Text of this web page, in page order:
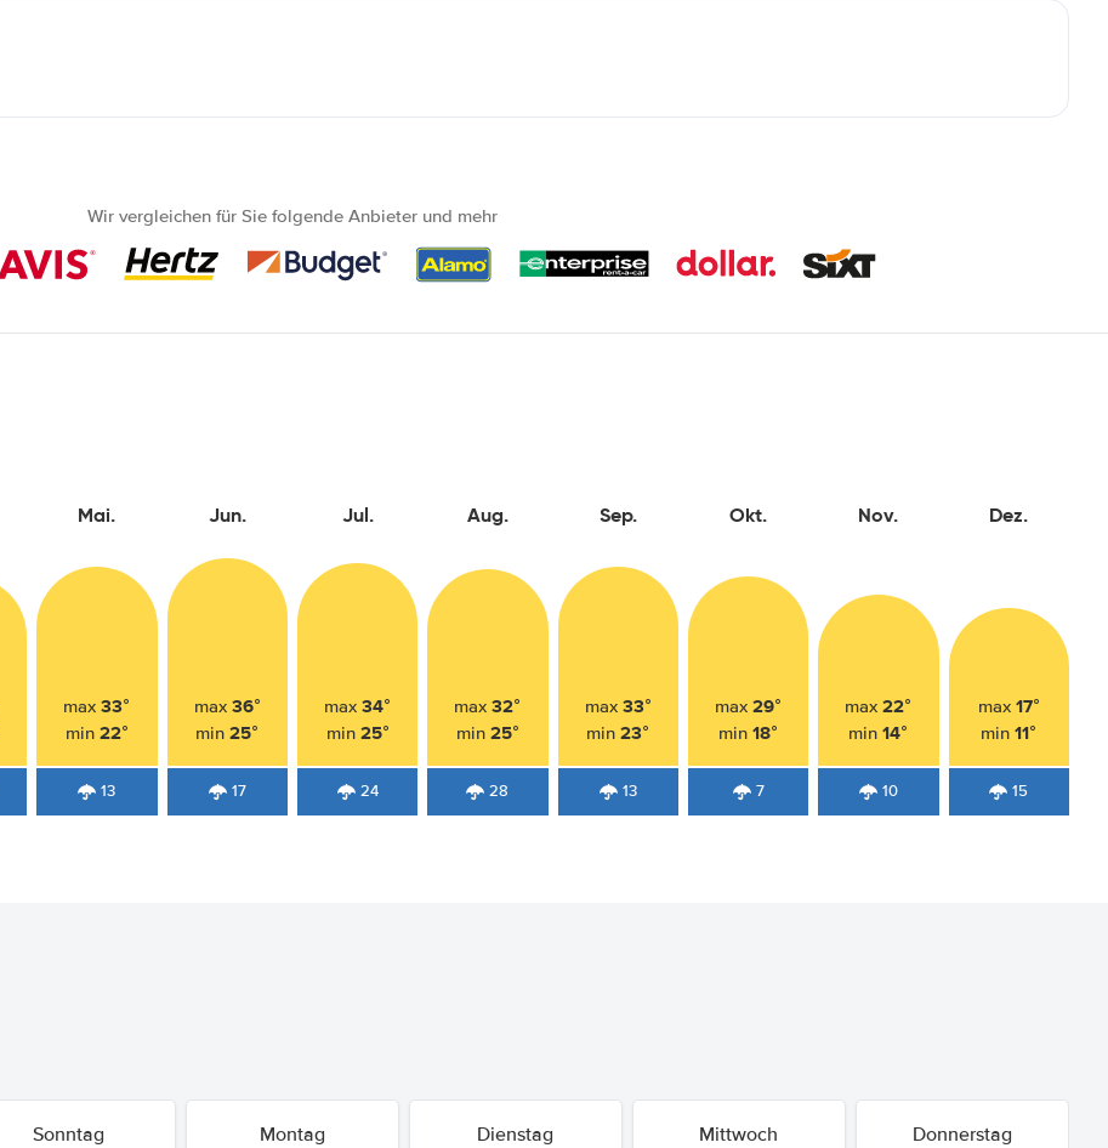
Wir vergleichen für Sie folgende Anbieter und mehr
Mai.
max33°
min 22°
13
Jun.
max 36°
min25°
17
Jul.
max34°
min 25°
24
Aug.
max32°
min 25°
28
Sep.
max 33°
min23°
13
Okt.
max29°
min18°
7
Nov.
max22°
min14°
10
Dez.
max 17°
min11°
15
Sonntag Montag Dienstag Mittwoch Donnerstag